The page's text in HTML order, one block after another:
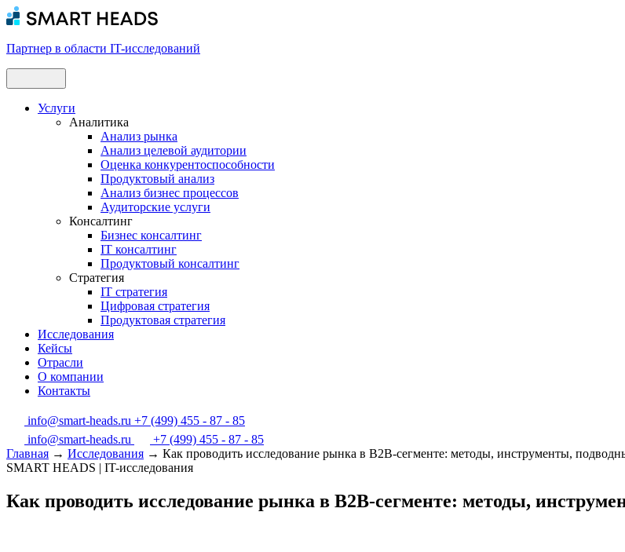
Партнер в области IT-исследований
Услуги
Аналитика
Анализ рынка
Анализ целевой аудитории
Оценка конкурентоспособности
Продуктовый анализ
Анализ бизнес процессов
Аудиторские услуги
Консалтинг
Бизнес консалтинг
IT консалтинг
Продуктовый консалтинг
Стратегия
IT стратегия
Цифровая стратегия
Продуктовая стратегия
Исследования
Кейсы
Отрасли
О компании
Контакты
info@smart-heads.ru +7 (499) 455 - 87 - 85
info@smart-heads.ru
+7 (499) 455 - 87 - 85
Главная → Исследования → Как проводить исследование рынка в B2B-сегменте: методы, инструменты,
SMART HEADS | IT-исследования
Как проводить исследование рынка в B2B-сегменте: методы,